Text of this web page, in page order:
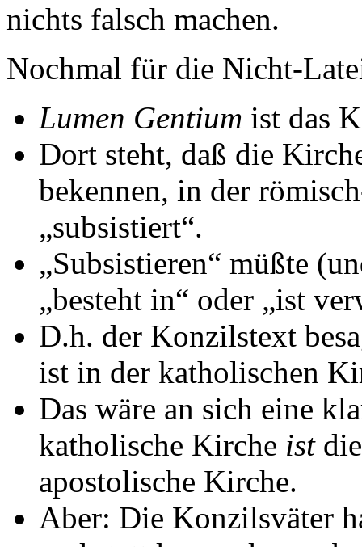
nichts falsch machen.
Nochmal für die Nicht-
Lumen Gentium ist das
Dort steht, daß die
bekennen, in der
„subsistiert“.
„Subsistieren“ müßte
„besteht in“ oder „ist
D.h. der Konzilstext
ist in der katholischen
Das wäre an sich eine
katholische Kirche istdie
apostolische Kirche.
Aber: Die Konzilsväter